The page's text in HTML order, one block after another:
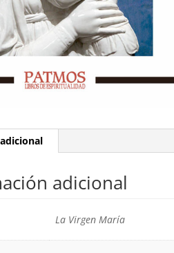
adicional
La Virgen María